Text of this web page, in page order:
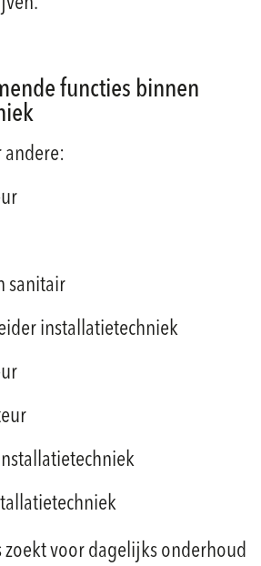
functies binnen
andere:
sanitair
installatietechniek
zoekt voor dagelijks onderhoud